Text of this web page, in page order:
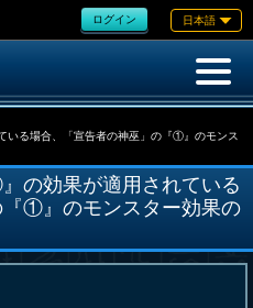
ログイン 日本語
いる場合、「宣告者の神巫」の『①』のモンス
の効果が適用されている
①』のモンスター効果の